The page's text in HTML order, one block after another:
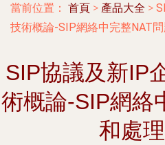
當前位置： 首頁 > 產品大全 >
技術概論-SIP網絡中完整NAT
SIP協議及新IP
術概論-SIP網絡
和處